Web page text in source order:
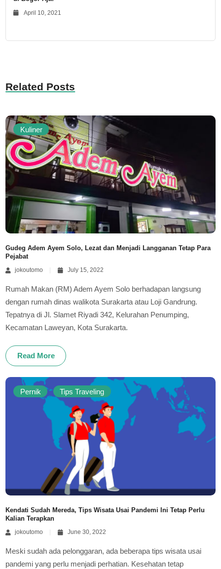
April 10, 2021
Related Posts
Kuliner
Gudeg Adem Ayem Solo, Lezat dan Menjadi Langganan Tetap Para
Pejabat
jokoutomo
July 15, 2022
Rumah Makan (RM) Adem Ayem Solo berhadapan langsung
dengan rumah dinas walikota Surakarta atau Loji Gandrung.
Tepatnya di Jl. Slamet Riyadi 342, Kelurahan Penumping,
Kecamatan Laweyan, Kota Surakarta.
Read More
Pernik Tips Traveling
Kendati Sudah Mereda, Tips Wisata Usai Pandemi Ini Tetap Perlu
Kalian Terapkan
jokoutomo
June 30, 2022
Meski sudah ada pelonggaran, ada beberapa tips wisata usai
pandemi yang perlu menjadi perhatian. Kesehatan tetap